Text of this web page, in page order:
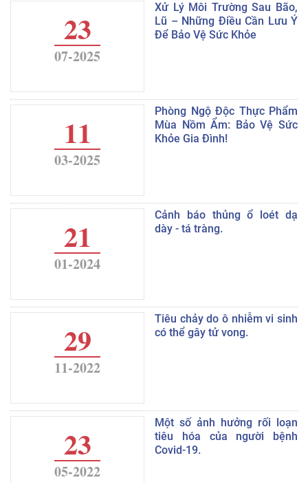
23
07-2025
Xử Lý Môi Trường Sau Bão,
Lũ – Những Điều Cần Lưu Ý
Để Bảo Vệ Sức Khỏe
11
03-2025
Phòng Ngộ Độc Thực Phẩm
Mùa Nồm Ẩm: Bảo Vệ Sức
Khỏe Gia Đình!
21
01-2024
Cảnh báo thủng ổ loét dạ
dày - tá tràng.
29
11-2022
Tiêu chảy do ô nhiễm vi sinh
có thể gây tử vong.
23
05-2022
Một số ảnh hưởng rối loạn
tiêu hóa của người bệnh
Covid-19.